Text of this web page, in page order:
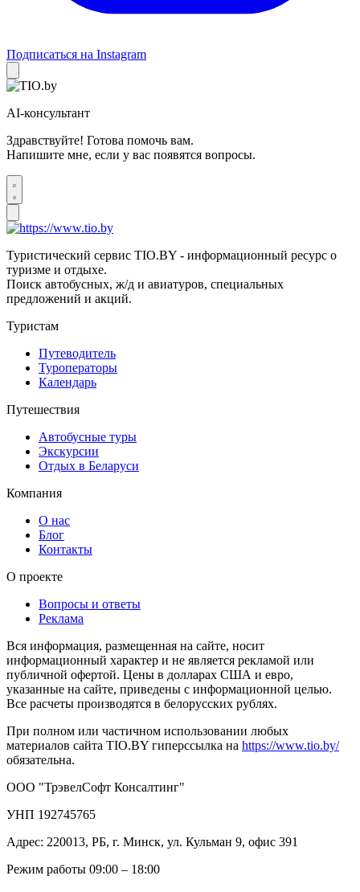
Подписаться на Instagram
AI-консультант
Здравствуйте! Готова помочь вам.
Напишите мне, если у вас появятся вопросы.
Туристический сервис TIO.BY - информационный ресурс о
туризме и отдыхе.
Поиск автобусных, ж/д и авиатуров, специальных
предложений и акций.
Туристам
Путеводитель
Туроператоры
Календарь
Путешествия
Автобусные туры
Экскурсии
Отдых в Беларуси
Компания
О нас
Блог
Контакты
О проекте
Вопросы и ответы
Реклама
Вся информация, размещенная на сайте, носит
информационный характер и не является рекламой или
публичной офертой. Цены в долларах США и евро,
указанные на сайте, приведены с информационной целью.
Все расчеты производятся в белорусских рублях.
При полном или частичном использовании любых
материалов сайта TIO.BY гиперссылка на https://www.tio.by/
обязательна.
ООО "ТрэвелСофт Консалтинг"
УНП 192745765
Адрес: 220013, РБ, г. Минск, ул. Кульман 9, офис 391
Режим работы 09:00 – 18:00